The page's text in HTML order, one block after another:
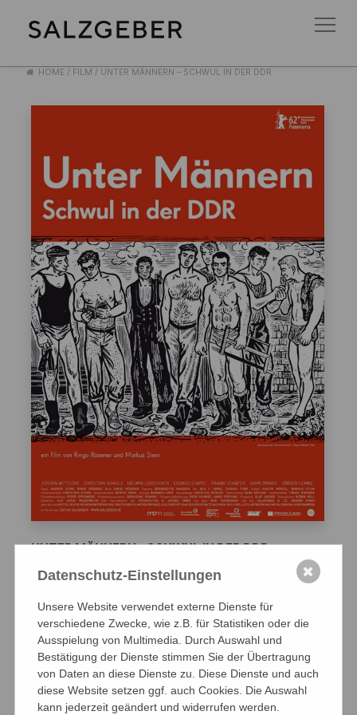
HOME/ FILM / UNTER MÄNNERN – SCHWUL IN DER DDR
UNTER MÄNNERN - SCHWUL IN DER DDR
ein Film von Ringo Rösener und Markus Stein
Originalfassung
FSK12
Kinostart: 26. April 2012
Datenschutz-Einstellungen
Unsere Website verwendet externe Dienste für
verschiedene Zwecke, wie z.B. für Statistiken oder die
Ausspielung von Multimedia. Durch Auswahl und
Bestätigung der Dienste stimmen Sie der Übertragung
von Daten an diese Dienste zu. Diese Dienste und auch
diese Website setzen ggf. auch Cookies. Die Auswahl
kann jederzeit geändert und widerrufen werden.
✖